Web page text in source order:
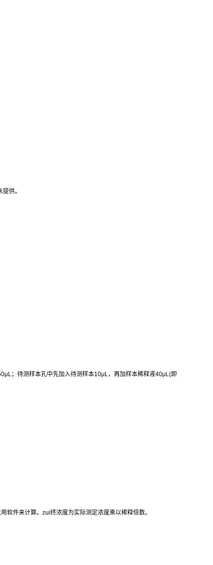
供。
；待测样本孔中先加入待测样本10μL ，再加样本稀释液40μL(即
软件来计算。 zui终浓度为实际测定浓度乘以稀释倍数。